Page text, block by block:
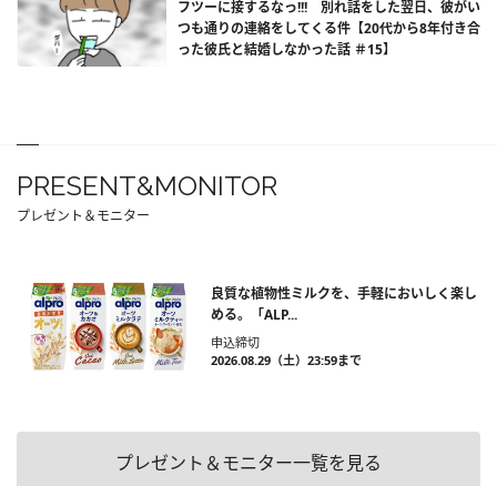
フツーに接するなっ!!! 別れ話をした翌日、彼がい
つも通りの連絡をしてくる件【20代から8年付き合
った彼氏と結婚しなかった話 ＃15】
PRESENT&MONITOR
プレゼント＆モニター
良質な植物性ミルクを、手軽においしく楽し
める。「ALP...
申込締切
2026.08.29（土）23:59まで
プレゼント＆モニター一覧を見る